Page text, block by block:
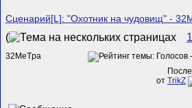
Сценарий[L]: "Охотник на чудовищ" -
( 1
32MeTpa
от TrikZ